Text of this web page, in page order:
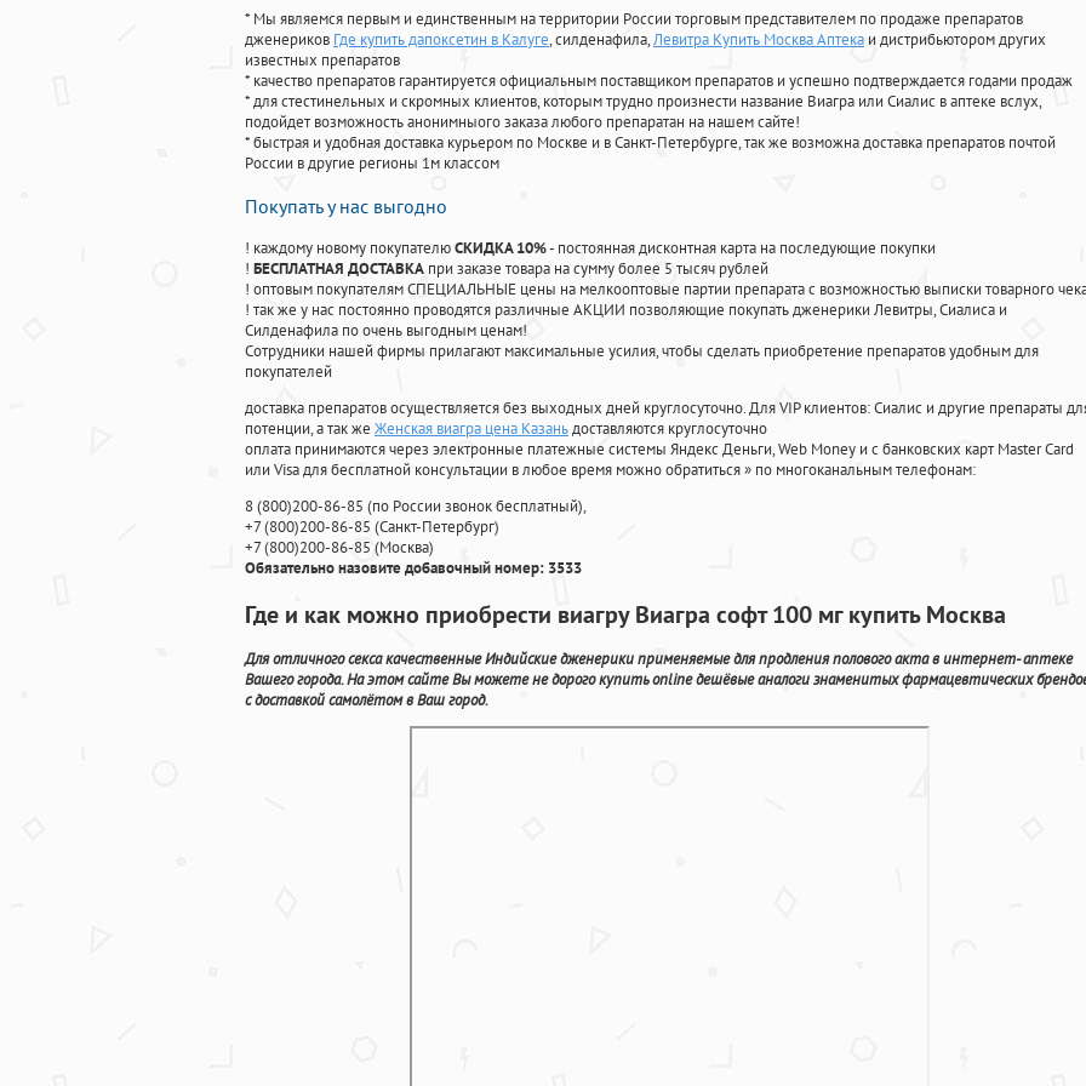
* Мы являемся первым и единственным на территории России торговым представителем по продаже препаратов
дженериков Где купить дапоксетин в Калуге, силденафила,Левитра Купить Москва Аптека и дистрибьютором других
известных препаратов
* качество препаратов гарантируется официальным поставщиком препаратов и успешно подтверждается годами продаж
* для стестинельных и скромных клиентов, которым трудно произнести название Виагра или Сиалис в аптеке вслух,
подойдет возможность анонимныого заказа любого препаратан на нашем сайте!
* быстрая и удобная доставка курьером по Москве и в Санкт-Петербурге, так же возможна доставка препаратов почтой
России в другие регионы 1м классом
Покупать у нас выгодно
! каждому новому покупателюСКИДКА 10%- постоянная дисконтная карта на последующие покупки
! БЕСПЛАТНАЯ ДОСТАВКА при заказе товара на сумму более 5 тысяч рублей
! оптовым покупателям СПЕЦИАЛЬНЫЕ цены на мелкооптовые партии препарата с возможностью выписки товарного
! так же у нас постоянно проводятся различные АКЦИИ позволяющие покупать дженерики Левитры, Сиалиса и
Силденафила по очень выгодным ценам!
Cотрудники нашей фирмы прилагают максимальные усилия, чтобы сделать приобретение препаратов удобным для
покупателей
доставка препаратов осуществляется без выходных дней круглосуточно. Для VIP клиентов: Сиалис и другие препараты
потенции, а так же Женская виагра цена Казаньдоставляются круглосуточно
оплата принимаются через электронные платежные системы Яндекс Деньги, Web Money и с банковских карт Master Card
или Visa для бесплатной консультации в любое время можно обратиться» по многоканальным телефонам:
8(800)200-86-85 (по России звонок бесплатный),
+7(800)200-86-85 (Санкт-Петербург)
+7(800)200-86-85 (Москва)
Обязательно назовите добавочный номер: 3533
Где и как можно приобрести виагру Виагра софт 100 мг купить Москва
Для отличного секса качественные Индийские дженерики применяемые для продления полового акта в интернет- аптеке
Вашего города. На этом сайте Вы можете не дорого купить online дешёвые аналоги знаменитых фармацевтических
с доставкой самолётом в Ваш город.